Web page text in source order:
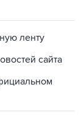
ленту
сайта